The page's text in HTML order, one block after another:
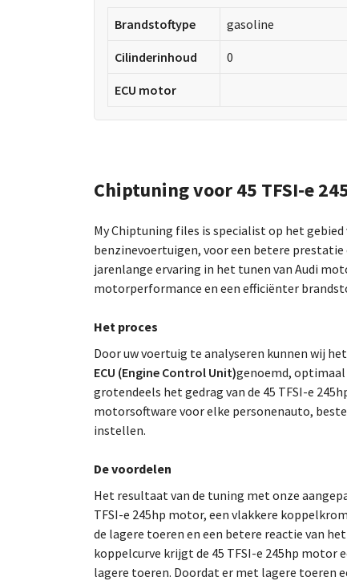
Brandstoftype gasoline
Cilinderinhoud 0
ECU motor
Chiptuning voor 45 TFSI-e
My Chiptuning files is specialist op het
benzinevoertuigen, voor een betere
jarenlange ervaring in het tunen van Audi
motorperformance en een efficiënter
Het proces
Door uw voertuig te analyseren kunnen wij
ECU (Engine Control Unit)genoemd,
grotendeels het gedrag van de 45 TFSI-e
motorsoftware voor elke personenauto,
instellen.
De voordelen
Het resultaat van de tuning met onze
TFSI-e 245hp motor, een vlakkere
de lagere toeren en een betere reactie van
koppelcurve krijgt de 45 TFSI-e 245hp motor
lagere toeren. Doordat er met lagere toeren